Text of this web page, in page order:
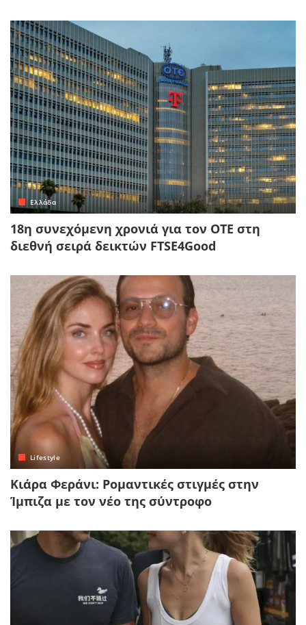
Ελλάδα
18η συνεχόμενη χρονιά για τον ΟΤΕ στη
διεθνή σειρά δεικτών FTSE4Good
Lifestyle
Κιάρα Φεράνι: Ρομαντικές στιγμές στην
Ίμπιζα με τον νέο της σύντροφο